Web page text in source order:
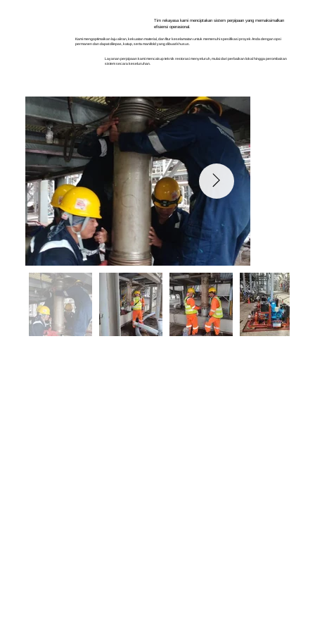
Tim rekayasa kami menciptakan sistem perpipaan yang memaksimalkan
efisiensi operasional.
Kami mengoptimalkan laju aliran, kekuatan material, dan fitur keselamatan untuk memenuhi spesifikasi proyek Anda dengan opsi
permanen dan dapat dilepas, katup, serta manifold yang dibuat khusus.
Layanan perpipaan kami mencakup teknik restorasi menyeluruh, mulai dari perbaikan lokal hingga perombakan
sistem secara keseluruhan.